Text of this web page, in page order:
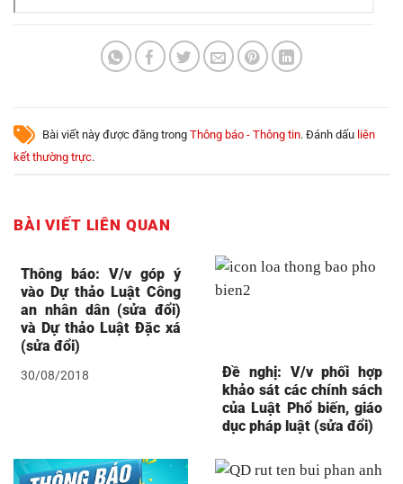
Bài viết này được đăng trong Thông báo - Thông tin. Đánh dấu liên
kết thường trực.
BÀI VIẾT LIÊN QUAN
Thông báo: V/v góp ý
vào Dự thảo Luật Công
an nhân dân (sửa đổi)
và Dự thảo Luật Đặc xá
(sửa đổi)
30/08/2018
Đề nghị: V/v phối hợp
khảo sát các chính sách
của Luật Phổ biến, giáo
dục pháp luật (sửa đổi)